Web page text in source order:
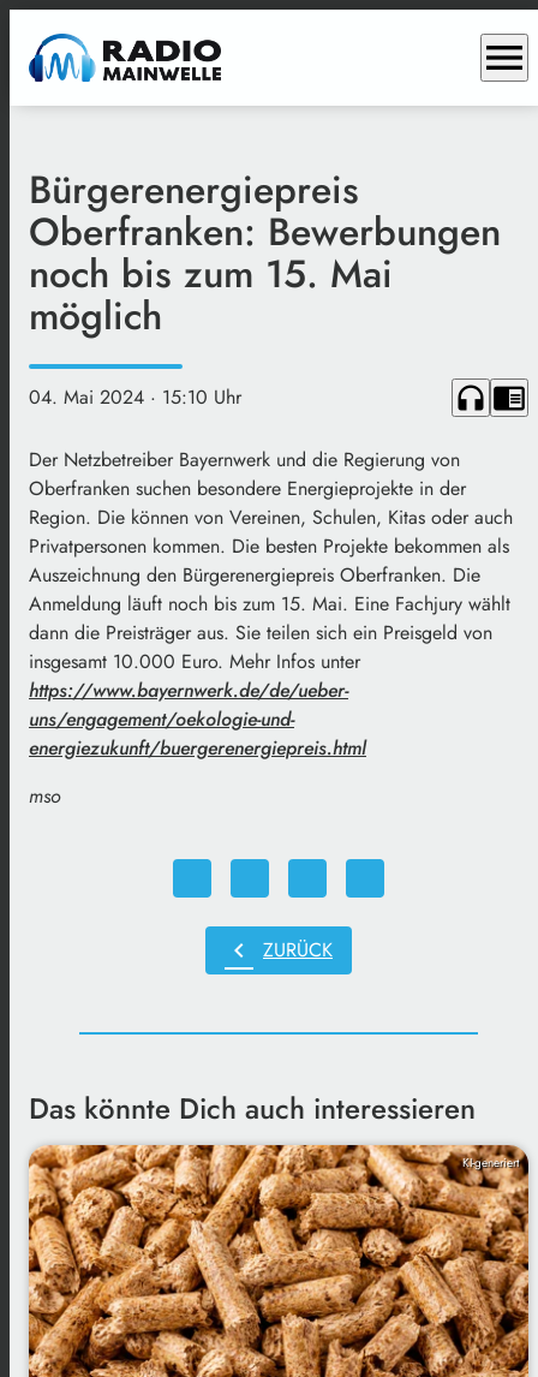
menu
Bürgerenergiepreis
Oberfranken: Bewerbungen
noch bis zum 15. Mai
möglich
04. Mai 2024 · 15:10 Uhr headphones chrome_reader_mode
Der Netzbetreiber Bayernwerk und die Regierung von
Oberfranken suchen besondere Energieprojekte in der
Region. Die können von Vereinen, Schulen, Kitas oder auch
Privatpersonen kommen. Die besten Projekte bekommen als
Auszeichnung den Bürgerenergiepreis Oberfranken. Die
Anmeldung läuft noch bis zum 15. Mai. Eine Fachjury wählt
dann die Preisträger aus. Sie teilen sich ein Preisgeld von
insgesamt 10.000 Euro. Mehr Infos unter
https://www.bayernwerk.de/de/ueber-
uns/engagement/oekologie-und-
energiezukunft/buergerenergiepreis.html
mso
chevron_left ZURÜCK
Das könnte Dich auch interessieren
KI-generiert